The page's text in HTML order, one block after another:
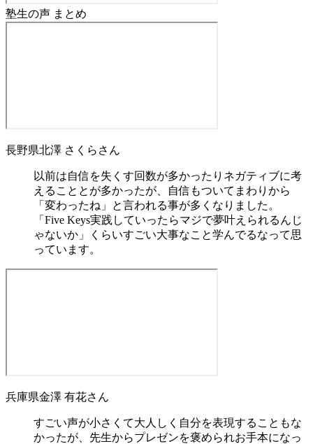
塾生の声 まとめ
長野県北澤 さくら さん
以前は自信を失くす回数が多かったりネガティブに考
えることとが多かったが、自信もついてまわりから
「変わったね」と言われる事が多くなりました。
「Five Keys実践していったらマジで夢叶えられるんじ
ゃないか」くらいすごい大事なこと学んでるなって思
っています。
兵庫県金澤 有花さん
すごい声が小さくて大人しく自分を表現することもな
かったが、先生からプレゼンを褒められお手本になっ